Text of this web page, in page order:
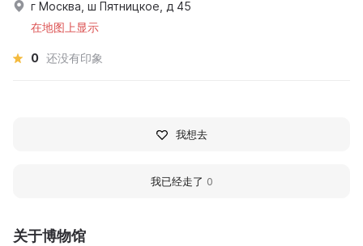
关于博物馆
г Москва, ш Пятницкое, д 45
在地图上显示
0 还没有印象
我想去
我已经走了 0